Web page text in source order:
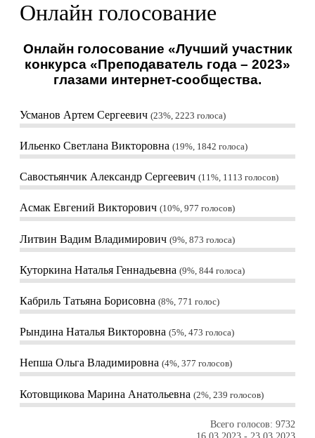
Онлайн голосование
Онлайн голосование «Лучший участник
конкурса «Преподаватель года – 2023»
глазами интернет-сообщества.
Усманов Артем Сергеевич 23%, 2223 голоса
Ильенко Светлана Викторовна 19%, 1842 голоса
Савостьянчик Александр Сергеевич 11%, 1113 голосов
Асмак Евгений Викторович 10%, 977 голосов
Литвин Вадим Владимирович 9%, 873 голоса
Куторкина Наталья Геннадьевна 9%, 844 голоса
Кабриль Татьяна Борисовна 8%, 771 голос
Рындина Наталья Викторовна 5%, 473 голоса
Непша Ольга Владимировна 4%, 377 голосов
Котовщикова Марина Анатольевна 2%, 239 голосов
Всего голосов: 9732